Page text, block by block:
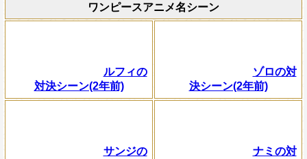
ワンピースアニメ名シーン
ルフィの
対決シーン(2年前)
ゾロの対
決シーン(2年前)
サンジの
ナミの対